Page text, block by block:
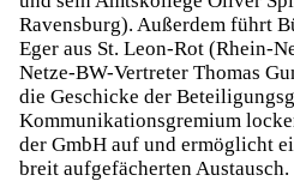
Ravensburg). Außerdem führt
Eger aus St. Leon-Rot (Rhein-
Netze-BW-Vertreter Thomas
die Geschicke der
Kommunikationsgremium
der GmbH auf und ermöglicht
breit aufgefächerten Austausch.